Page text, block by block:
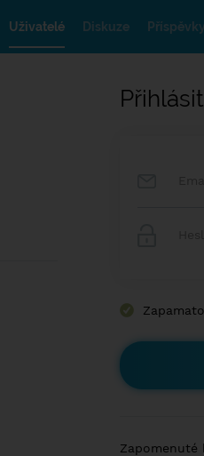
Uživatelé Diskuze Příspěvky
Zapomenuté